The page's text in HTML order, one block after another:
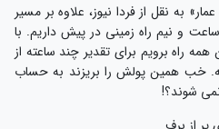
نقل از فردا نیوز، علاوه بر مسیر
و ربع هوایی، حدود ۲ ساعت و نیم راه زمینی در پیش داریم. با
برویم برای تقدیر چند ساعته از
همین پولش را بریزند به حساب
شوند؟!